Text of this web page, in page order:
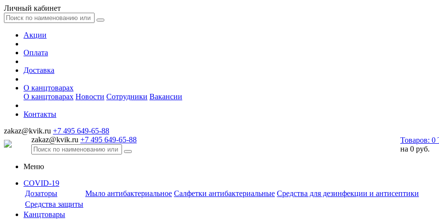
Личный кабинет
Акции
Оплата
Доставка
О канцтоварах
О канцтоварах Новости Сотрудники Вакансии
Контакты
zakaz@kvik.ru +7 495 649-65-88
zakaz@kvik.ru +7 495 649-65-88 Товаров: 0
на 0 руб.
Меню
COVID-19
Дозаторы
Мыло антибактериальное Салфетки антибактериальные Средства для дезинфекции и антисептики
Средства защиты
Канцтовары